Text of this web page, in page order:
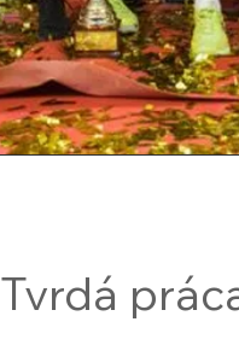
Tvrdá